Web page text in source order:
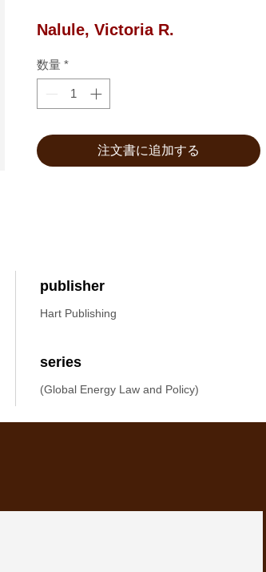
Nalule, Victoria R.
数量 *
注文書に追加する
publisher
Hart Publishing
series
(Global Energy Law and Policy)